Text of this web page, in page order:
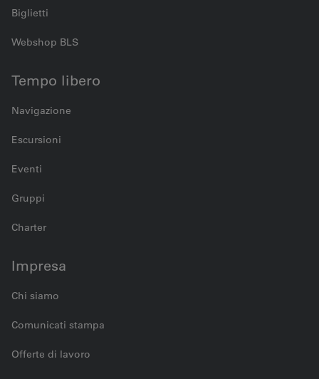
Biglietti
Webshop BLS
Tempo libero
Navigazione
Escursioni
Eventi
Gruppi
Charter
Impresa
Chi siamo
Comunicati stampa
Offerte di lavoro